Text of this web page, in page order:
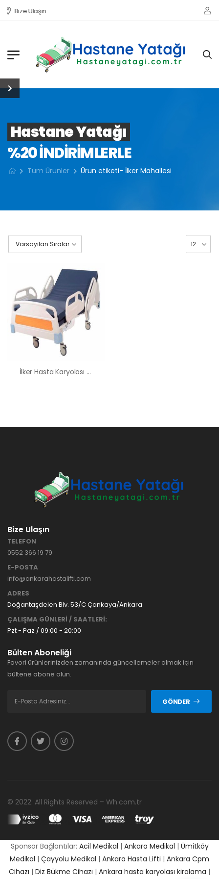
Bize Ulaşın
Hastane Yatağı
%20 INDIRIMLERLE
Tüm Ürünler Ürün etiketi- İlker Mahallesi
MOTORLU
KARYOLASI
ANKARA
HASTA
KARYOLASI
HK-70 – 3
KİRALAMA
KARYOLASI
Yatak
Hasta
Yatağı
İlker Hasta Karyolası Kiralama Satış Fiyatları
Bize Ulaşın
TELEFON
0552 366 19 79
E-POSTA
info@ankarahastalifti.com
ADRES
Doğantaşdelen Blv. 53/C Çankaya/Ankara
ÇALIŞMA GÜNLERİ / SAATLERİ:
Pzt - Paz / 09:00 - 20:00
Bülten Aboneliği
Favori ürünlerinizden zamanında güncellemeler almak için
bültene abone olun.
GÖNDER
© 2022. All Rights Reserved – Wh.com.tr
Sponsor Bağlantılar: Acil Medikal | Ankara Medikal | Ümitköy
Medikal | Çayyolu Medikal | Ankara Hasta Lifti | Ankara Cpm
Cihazı | Diz Bükme Cihazı | Ankara hasta karyolası kiralama |